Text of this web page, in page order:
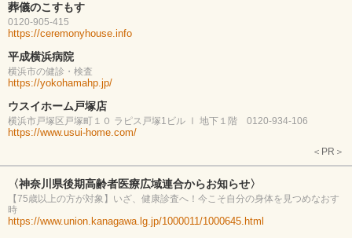
葬儀のこすもす
0120-905-415
https://ceremonyhouse.info
平成横浜病院
横浜市の健診・検査
https://yokohamahp.jp/
ウスイホーム戸塚店
横浜市戸塚区戸塚町１０ ラピス戸塚1ビル Ⅰ 地下１階 0120-934-106
https://www.usui-home.com/
＜PR＞
〈神奈川県後期高齢者医療広域連合からお知らせ〉
【75歳以上の方が対象】いざ、健康診査へ！今こそ自分の身体を見つめなおす
時
https://www.union.kanagawa.lg.jp/1000011/1000645.html